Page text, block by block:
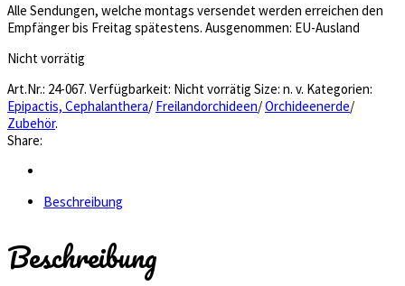
Alle Sendungen, welche montags versendet werden erreichen den
Empfänger bis Freitag spätestens. Ausgenommen: EU-Ausland
Nicht vorrätig
Art.Nr.: 24-067. Verfügbarkeit: Nicht vorrätig Size: n. v. Kategorien:
Epipactis, Cephalanthera/ Freilandorchideen/Orchideenerde/
Zubehör.
Share:
Beschreibung
Beschreibung